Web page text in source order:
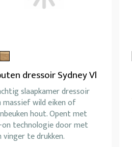
dressoir Sydney Vl
slaapkamer dressoir
massief wild eiken of
hout. Opent met
technologie door met
vinger te drukken.